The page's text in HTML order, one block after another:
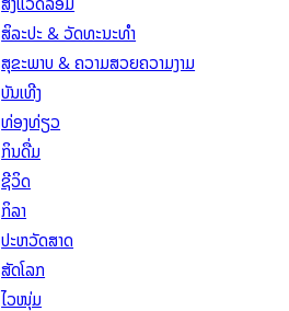
ສິລະປະ & ວັດທະນະທຳ
ສຸຂະພາບ & ຄວາມສວຍຄວາມງາມ
ບັນເທີງ
ທ່ອງທ່ຽວ
ກິນດື່ມ
ຊີວິດ
ກິລາ
ປະຫວັດສາດ
ສັດໂລກ
ໄວໜຸ່ມ